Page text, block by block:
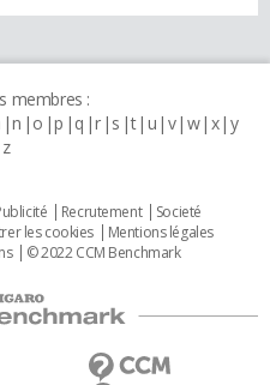
membres :
n o p q r s t u v w x y
z
Recrutement
Societé
les cookies
Mentions légales
© 2022 CCM Benchmark